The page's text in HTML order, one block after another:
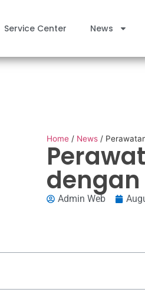
Service Center News
Home / News /
dengan
Admin Web